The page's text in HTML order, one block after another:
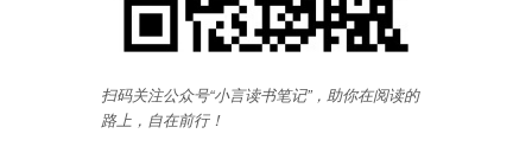
扫码关注公众号“小言读书笔记”，助你在阅读的
路上，自在前行！